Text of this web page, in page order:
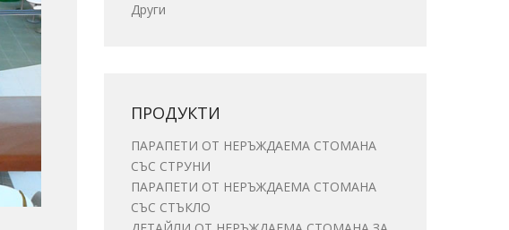
Други
ПРОДУКТИ
ПАРАПЕТИ ОТ НЕРЪЖДАЕМА СТОМАНА
СЪС СТРУНИ
ПАРАПЕТИ ОТ НЕРЪЖДАЕМА СТОМАНА
СЪС СТЪКЛО